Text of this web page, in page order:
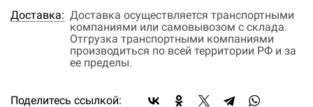
Доставка: Доставка осуществляется транспортными
компаниями или самовывозом с склада.
Отгрузка транспортными компаниями
производиться по всей территории РФ и за
ее пределы.
Поделитесь ссылкой: